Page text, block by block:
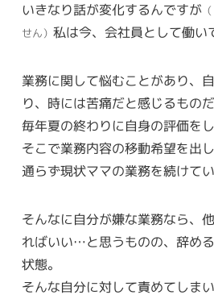
いきなり話が変化するんですが
せん） 私は今、会社員として働い
業務に関して悩むことがあり、
り、時には苦痛だと感じるもの
毎年夏の終わりに自身の評価を
そこで業務内容の移動希望を出
通らず現状ママの業務を続けてい
そんなに自分が嫌な業務なら、
ればいい…と思うものの、辞め
状態。
そんな自分に対して責めてしま